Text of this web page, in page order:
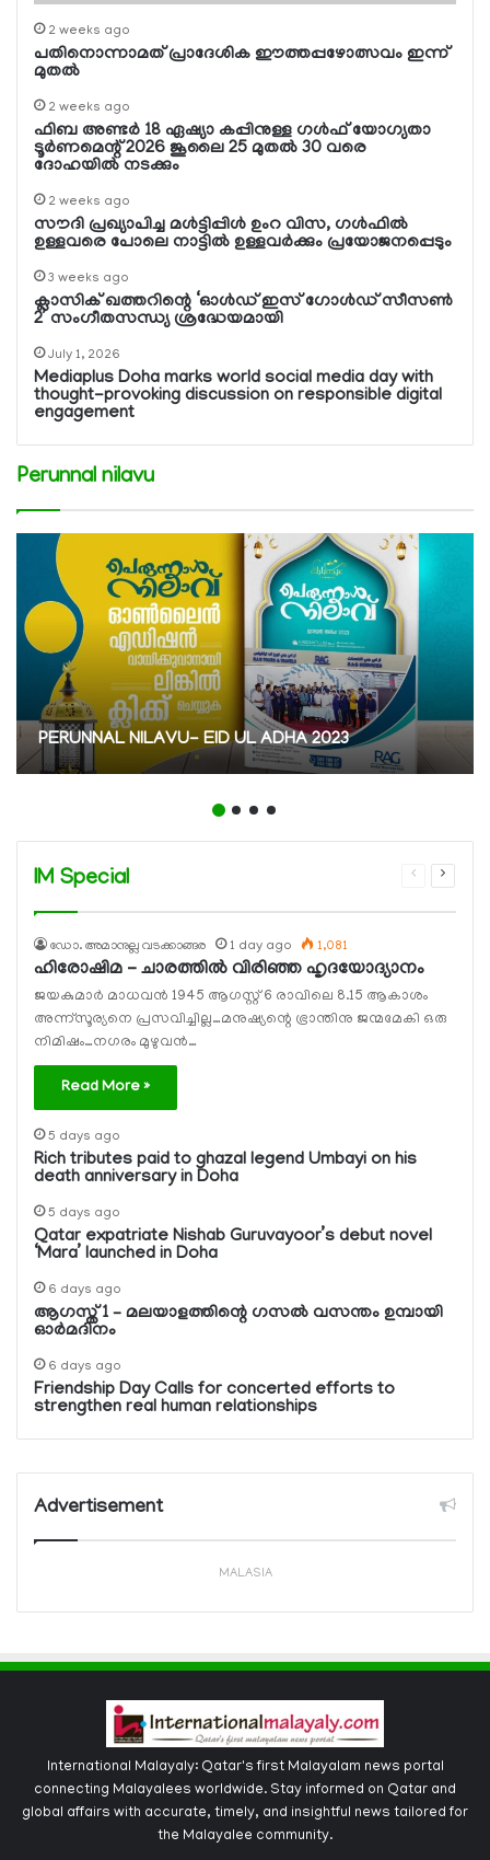
2 weeks ago
പതിനൊന്നാമത് പ്രാദേശിക ഈത്തപ്പഴോത്സവം ഇന്ന്
മുതല്‍
2 weeks ago
ഫിബ അണ്ടര്‍ 18 ഏഷ്യാ കപ്പിനുള്ള ഗള്‍ഫ് യോഗ്യതാ
ടൂര്‍ണമെന്റ് 2026 ജൂലൈ 25 മുതല്‍ 30 വരെ
ദോഹയില്‍ നടക്കും
2 weeks ago
സൗദി പ്രഖ്യാപിച്ച മള്‍ട്ടിപ്പിള്‍ ഉംറ വിസ, ഗള്‍ഫില്‍
ഉള്ളവരെ പോലെ നാട്ടില്‍ ഉള്ളവര്‍ക്കും പ്രയോജനപ്പെടും
3 weeks ago
ക്ലാസിക് ഖത്തറിന്റെ ‘ഓള്‍ഡ് ഇസ് ഗോള്‍ഡ് സീസണ്‍
2’ സംഗീതസന്ധ്യ ശ്രദ്ധേയമായി
July 1, 2026
Mediaplus Doha marks world social media day with
thought-provoking discussion on responsible digital
engagement
Perunnal nilavu
PERUNNAL NILAVU- EID UL ADHA 2023
IM Special
Previous
Next
ഡോ. അമാനുല്ല വടക്കാങ്ങര 1 day ago 1,081
ഹിരോഷിമ – ചാരത്തിൽ വിരിഞ്ഞ ഹൃദയോദ്യാനം
ജയകുമാര്‍ മാധവന്‍ 1945 ആഗസ്റ്റ്‌ 6 രാവിലെ 8.15 ആകാശം
അന്ന്സൂര്യനെ പ്രസവിച്ചില്ല…മനുഷ്യന്റെ ഭ്രാന്തിനു ജന്മമേകി ഒരു
നിമിഷം…നഗരം മുഴുവൻ…
Read More »
5 days ago
Rich tributes paid to ghazal legend Umbayi on his
death anniversary in Doha
5 days ago
Qatar expatriate Nishab Guruvayoor’s debut novel
‘Mara’ launched in Doha
6 days ago
ആഗസ്ത് 1 – മലയാളത്തിന്റെ ഗസല്‍ വസന്തം ഉമ്പായി
ഓര്‍മദിനം
6 days ago
Friendship Day Calls for concerted efforts to
strengthen real human relationships
Advertisement
MALASIA
International Malayaly: Qatar's first Malayalam news portal
connecting Malayalees worldwide. Stay informed on Qatar and
global affairs with accurate, timely, and insightful news tailored for
the Malayalee community.